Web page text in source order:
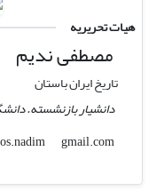
هیات تحریریه
مصطفی ندیم
تاریخ ایران باستان
دانشیار بازنشسته.
mos.nadim
gmail.com